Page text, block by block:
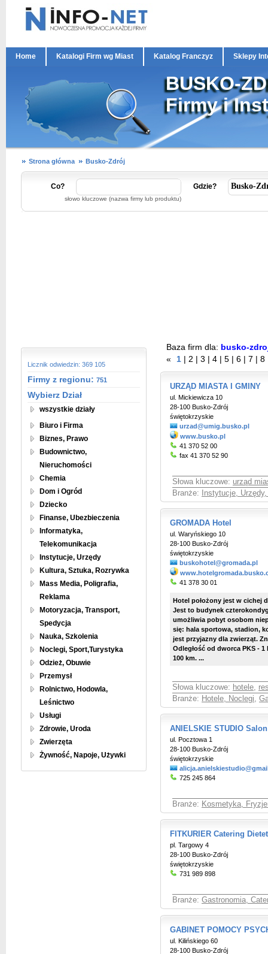
Home Katalogi Firm wg Miast Katalog Franczyz Sklepy
BUSKO-
Firmy i
Strona główna Busko-Zdrój
Co?
słowo kluczowe (nazwa firmy lub produktu)
Gdzie?
Licznik odwiedzin: 369 105
Firmy z regionu: 751
Wybierz Dział
wszystkie działy
Biuro i Firma
Biznes, Prawo
Budownictwo,
Nieruchomości
Chemia
Dom i Ogród
Dziecko
Finanse, Ubezbieczenia
Informatyka,
Telekomunikacja
Instytucje, Urzędy
Kultura, Sztuka, Rozrywka
Mass Media, Poligrafia,
Reklama
Motoryzacja, Transport,
Spedycja
Nauka, Szkolenia
Noclegi, Sport,Turystyka
Odzież, Obuwie
Przemysł
Rolnictwo, Hodowla,
Leśnictwo
Usługi
Zdrowie, Uroda
Zwierzęta
Żywność, Napoje, Używki
Baza firm dla: busko-
«
1 2 3 4 5 6 7 8
URZĄD MIASTA I GMINY
ul. Mickiewicza 10
28-100 Busko-Zdrój
świętokrzyskie
urzad@umig.busko.pl
www.busko.pl
41 370 52 00
fax 41 370 52 90
Słowa kluczowe: urząd
Branże:
Instytucje,
GROMADA Hotel
ul. Waryńskiego 10
28-100 Busko-Zdrój
świętokrzyskie
buskohotel@gromada.pl
41 378 30 01
Hotel położony jest w cichej
Jest to budynek
umożliwia pobyt osobom
się: hala sportowa, stadion,
jest przyjazny dla zwierząt.
Odległość od dworca PKS -
100 km. ...
Słowa kluczowe: hotele,
Branże: Hotele, Noclegi,
ANIELSKIE STUDIO
ul. Pocztowa 1
28-100 Busko-Zdrój
świętokrzyskie
725 245 864
Branże: Kosmetyka,
FITKURIER Catering
pl. Targowy 4
28-100 Busko-Zdrój
świętokrzyskie
731 989 898
Branże: Gastronomia,
GABINET POMOCY
ul. Kilińskiego 60
28-100 Busko-Zdrój